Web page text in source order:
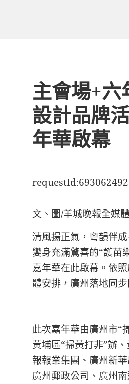
主會場+
設計品牌
年華啟幕
文、圖/羊城晚報全媒
清風揚正氣，粵韻伴
變身充滿驚喜的“護苗
嘉年華在此啟幕。依
體安排，廣州落地同
此次嘉年華由廣州市“
黃埔區“掃黃打非”辦
報報業集團、廣州新
廣州郵政公司、廣州